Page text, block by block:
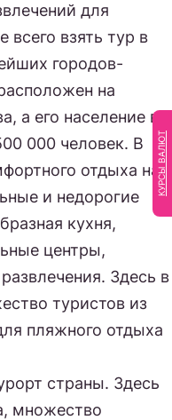
для
всего взять тур в
городов-
на
а его население в
000 человек. В
отдыха на
и недорогие
кухня,
центры,
Здесь в
туристов из
пляжного отдыха
страны. Здесь
множество
КУРСЫ ВАЛЮТ